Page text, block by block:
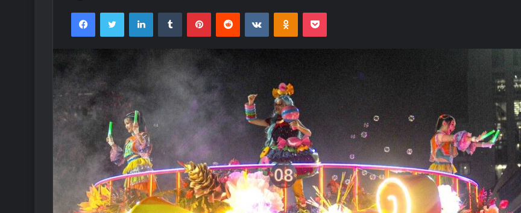
FacebookTwitter LinkedInTumblr PinterestReddit VKontakteOdnoklassniki
Pocket